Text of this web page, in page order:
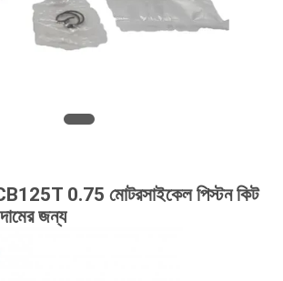
CB125T 0.75 মোটরসাইকেল পিস্টন কিট
জন্য